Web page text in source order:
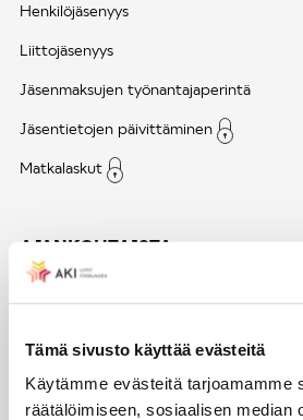
Tämä sivusto käyttää evästeitä
Käytämme evästeitä tarjoamamme
räätälöimiseen, sosiaalisen median
Henkilöjäsenyys
Liittojäsenyys
Jäsenmaksujen työnantajaperintä
Jäsentietojen päivittäminen
Matkalaskut
AJANKOHTAISTA
Crux-lehti